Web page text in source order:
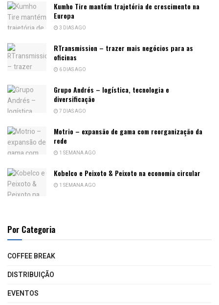
Kumho Tire mantém trajetória de crescimento na
Europa
3 DIAS AGO
RTransmission – trazer mais negócios para as
oficinas
6 DIAS AGO
Grupo Andrés – logística, tecnologia e
diversificação
7 DIAS AGO
Motrio – expansão de gama com reorganização da
rede
1 SEMANA AGO
Kobelco e Peixoto & Peixoto na economia circular
1 SEMANA AGO
Por Categoria
COFFEE BREAK
DISTRIBUIÇÃO
EVENTOS